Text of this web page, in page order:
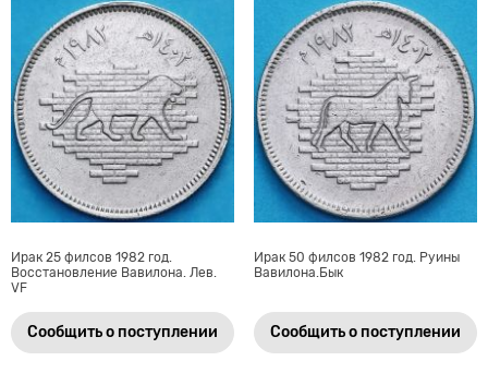
Ирак 25 филсов 1982 год.
Восстановление Вавилона. Лев.
VF
Сообщить о поступлении
Ирак 50 филсов 1982 год. Руины
Вавилона.Бык
Сообщить о поступлении